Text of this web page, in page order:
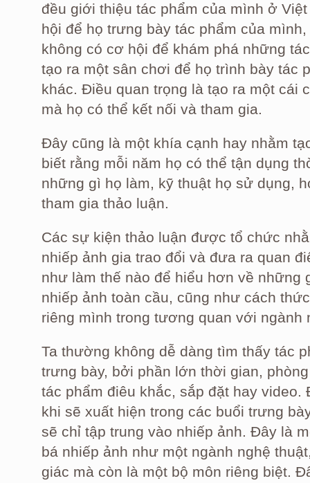
đều giới thiệu tác phẩm của mình ở
hội để họ trưng bày tác phẩm của
không có cơ hội để khám phá những
tạo ra một sân chơi để họ trình bày tác
khác. Điều quan trọng là tạo ra một cái
mà họ có thể kết nối và tham gia.
Đây cũng là một khía cạnh hay nhằm
biết rằng mỗi năm họ có thể tận dụng
những gì họ làm, kỹ thuật họ sử dụng,
tham gia thảo luận.
Các sự kiện thảo luận được tổ chức
nhiếp ảnh gia trao đổi và đưa ra quan
như làm thế nào để hiểu hơn về những
nhiếp ảnh toàn cầu, cũng như cách
riêng mình trong tương quan với ngành
Ta thường không dễ dàng tìm thấy tác
trưng bày, bởi phần lớn thời gian,
tác phẩm điêu khắc, sắp đặt hay
khi sẽ xuất hiện trong các buổi trưng
sẽ chỉ tập trung vào nhiếp ảnh. Đây là
bá nhiếp ảnh như một ngành nghệ
giác mà còn là một bộ môn riêng biệt.